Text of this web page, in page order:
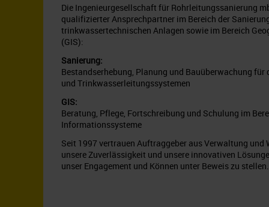
Die Ingenieurgesellschaft für Rohrleitungssanierung
qualifizierter Ansprechpartner im Bereich der
trinkwassertechnischen Anlagen sowie im Bereich
(GIS):
Sanierung:
Bestandserhebung, Planung und Bauüberwachung
und Trinkwasserleitungssystemen
GIS:
Beratung, Pflege, Fortschreibung und Schulung im
Informationssysteme
Seit 1997 vertrauen Auftraggeber aus Verwaltung und
unsere Zuverlässigkeit und unsere innovativen
unser Engagement und Können unter Beweis zu stellen.